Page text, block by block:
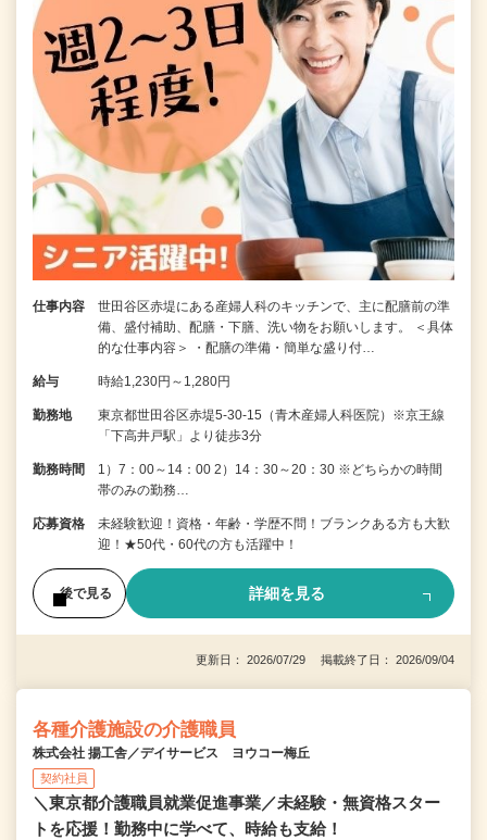
仕事内容
世田谷区赤堤にある産婦人科のキッチンで、主に配膳前の準
備、盛付補助、配膳・下膳、洗い物をお願いします。 ＜具体
的な仕事内容＞ ・配膳の準備・簡単な盛り付…
給与 時給1,230円～1,280円
勤務地
東京都世田谷区赤堤5-30-15（青木産婦人科医院）※京王線
「下高井戸駅」より徒歩3分
勤務時間
1）7：00～14：00 2）14：30～20：30 ※どちらかの時間
帯のみの勤務…
応募資格
未経験歓迎！資格・年齢・学歴不問！ブランクある方も大歓
迎！★50代・60代の方も活躍中！
後で見る 詳細を見る
更新日： 2026/07/29 掲載終了日： 2026/09/04
各種介護施設の介護職員
株式会社 揚工舎／デイサービス ヨウコー梅丘
契約社員
＼東京都介護職員就業促進事業／未経験・無資格スター
トを応援！勤務中に学べて、時給も支給！